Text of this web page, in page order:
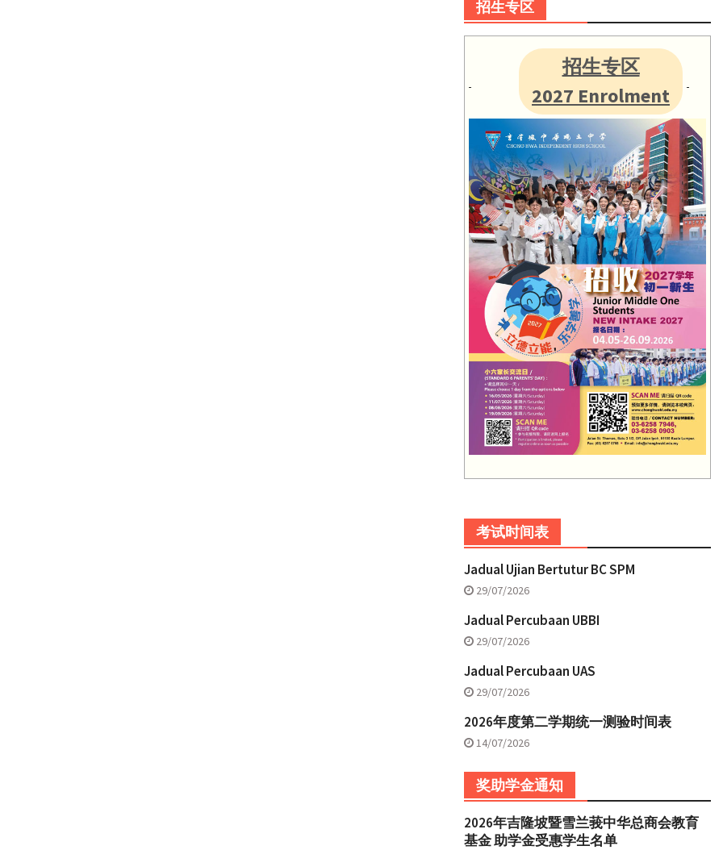
招生专区
招生专区
2027 Enrolment
考试时间表
Jadual Ujian Bertutur BC SPM
29/07/2026
Jadual Percubaan UBBI
29/07/2026
Jadual Percubaan UAS
29/07/2026
2026年度第二学期统一测验时间表
14/07/2026
奖助学金通知
2026年吉隆坡暨雪兰莪中华总商会教育
基金 助学金受惠学生名单